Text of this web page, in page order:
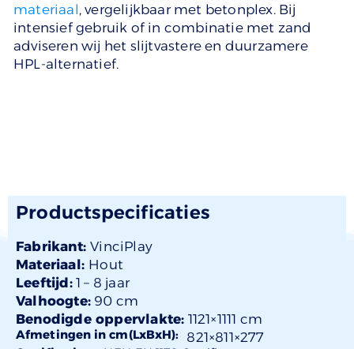
materiaal, vergelijkbaar met betonplex. Bij
intensief gebruik of in combinatie met zand
adviseren wij het slijtvastere en duurzamere
HPL-alternatief.
Productspecificaties
Fabrikant:VinciPlay
Materiaal: Hout
Leeftijd:1 – 8 jaar
Valhoogte: 90 cm
Benodigde oppervlakte: 1121×1111 cm
Afmetingen in cm(LxBxH): 821×811×277